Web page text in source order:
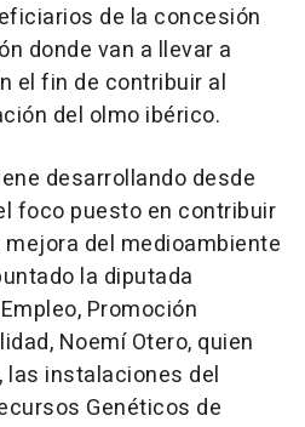
de la concesión
donde van a llevar a
el fin de contribuir al
del olmo ibérico.
desarrollando desde
foco puesto en contribuir
del medioambiente
la diputada
Promoción
Noemí Otero, quien
instalaciones del
Genéticos de